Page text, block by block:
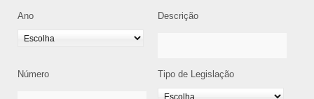
Ano Descrição
Número Tipo de Legislação